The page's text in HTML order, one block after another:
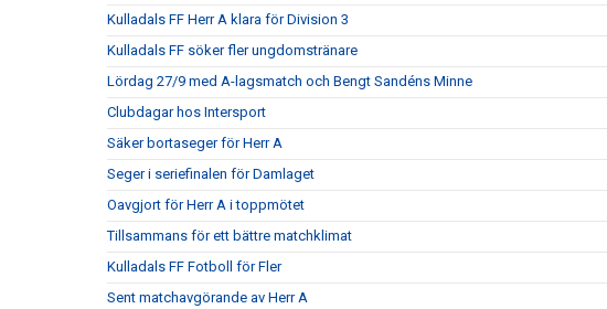
Kulladals FF Herr A klara för Division 3
Kulladals FF söker fler ungdomstränare
Lördag 27/9 med A-lagsmatch och Bengt Sandéns Minne
Clubdagar hos Intersport
Säker bortaseger för Herr A
Seger i seriefinalen för Damlaget
Oavgjort för Herr A i toppmötet
Tillsammans för ett bättre matchklimat
Kulladals FF Fotboll för Fler
Sent matchavgörande av Herr A